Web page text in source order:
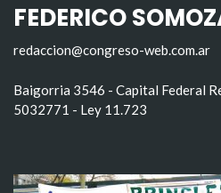
FEDERICO
redaccion@congreso-web.com.ar
Baigorria 3546 - Capital Federal
5032771 - Ley 11.723